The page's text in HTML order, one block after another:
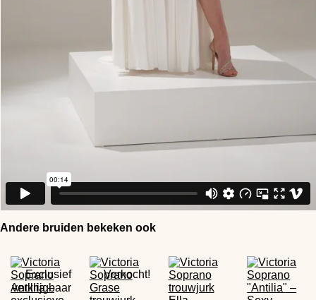
Andere bruiden bekeken ook
Exclusief
verkrijgbaar
Verkocht!